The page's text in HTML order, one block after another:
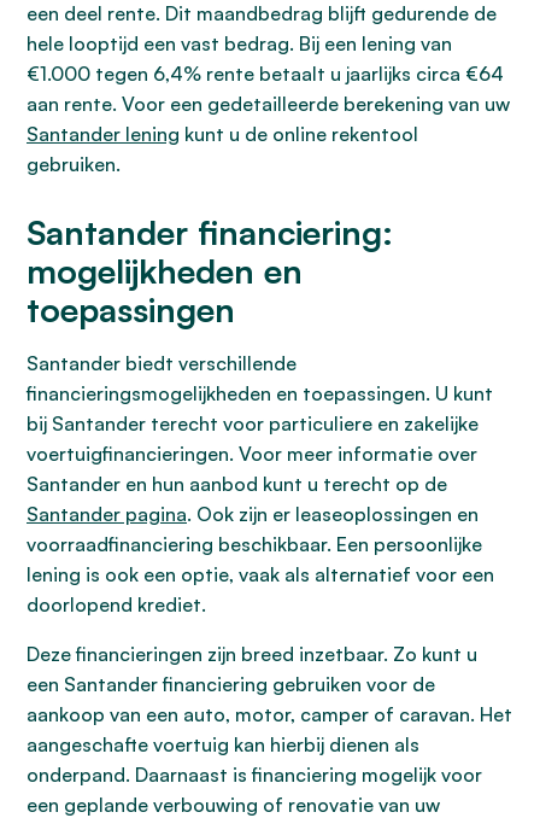
een deel rente. Dit maandbedrag blijft gedurende de
hele looptijd een vast bedrag. Bij een lening van
€1.000 tegen 6,4% rente betaalt u jaarlijks circa €64
aan rente. Voor een gedetailleerde berekening van uw
Santander lening kunt u de online rekentool
gebruiken.
Santander financiering:
mogelijkheden en
toepassingen
Santander biedt verschillende
financieringsmogelijkheden en toepassingen. U kunt
bij Santander terecht voor particuliere en zakelijke
voertuigfinancieringen. Voor meer informatie over
Santander en hun aanbod kunt u terecht op de
Santander pagina. Ook zijn er leaseoplossingen en
voorraadfinanciering beschikbaar. Een persoonlijke
lening is ook een optie, vaak als alternatief voor een
doorlopend krediet.
Deze financieringen zijn breed inzetbaar. Zo kunt u
een Santander financiering gebruiken voor de
aankoop van een auto, motor, camper of caravan. Het
aangeschafte voertuig kan hierbij dienen als
onderpand. Daarnaast is financiering mogelijk voor
een geplande verbouwing of renovatie van uw